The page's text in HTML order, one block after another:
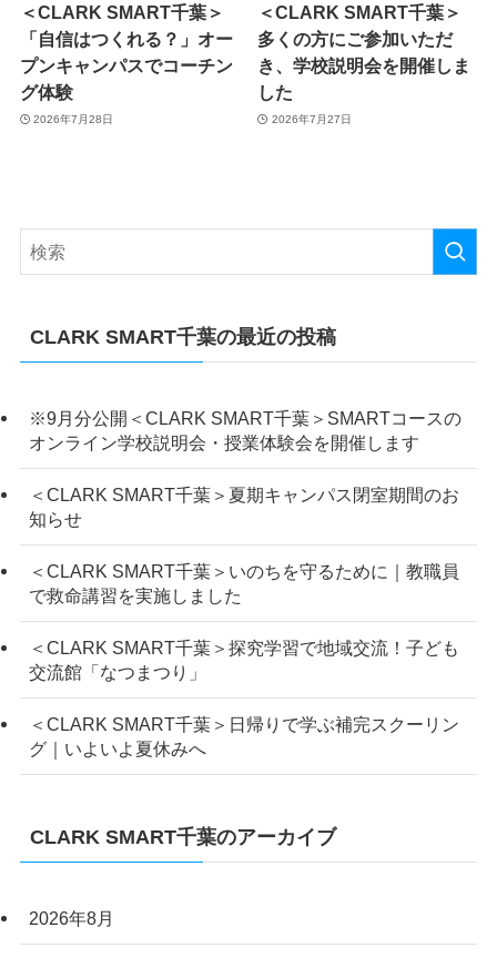
＜CLARK SMART千葉＞
「自信はつくれる？」オー
プンキャンパスでコーチン
グ体験
2026年7月28日
＜CLARK SMART千葉＞
多くの方にご参加いただ
き、学校説明会を開催しま
した
2026年7月27日
CLARK SMART千葉の最近の投稿
※9月分公開＜CLARK SMART千葉＞SMARTコースの
オンライン学校説明会・授業体験会を開催します
＜CLARK SMART千葉＞夏期キャンパス閉室期間のお
知らせ
＜CLARK SMART千葉＞いのちを守るために｜教職員
で救命講習を実施しました
＜CLARK SMART千葉＞探究学習で地域交流！子ども
交流館「なつまつり」
＜CLARK SMART千葉＞日帰りで学ぶ補完スクーリン
グ｜いよいよ夏休みへ
CLARK SMART千葉のアーカイブ
2026年8月